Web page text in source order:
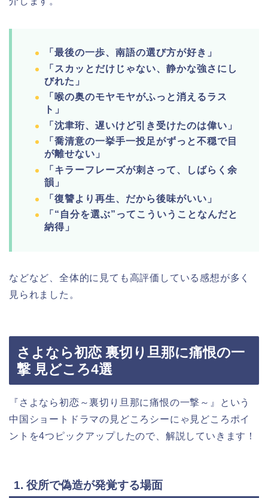
「最後の一歩、南語の選び方が好き」
「スカッとだけじゃない、静かな強さにし
びれた」
「喉の奥のモヤモヤがふっと消えるラス
ト」
「沈聿珩、遅いけど引き受けたのは偉い」
「喬清意の一挙手一投足がずっと不穏で目
が離せない」
「キラーフレーズが刺さって、しばらく余
韻」
「復讐より再生、だから後味がいい」
「“自分を選ぶ”ってこういうことなんだと
納得」
などなど、全体的に見ても高評価している感想が多く
見られました。
さよなら初恋 裏切り旦那に痛恨の一
撃 見どころ4選
『さよなら初恋～裏切り旦那に痛恨の一撃～』という
中国ショートドラマの見どころシーにゃ見どころポイ
ントを4つピックアップしたので、解説していきます！
1. 役所で偽造が発覚する場面